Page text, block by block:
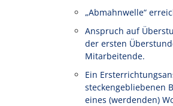
„Abmahnwelle“
Anspruch auf
der ersten
Mitarbeitende.
Ein
steckengebliebenen
eines (werdenden)